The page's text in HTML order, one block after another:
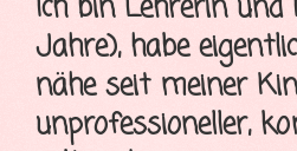
Ich bin Lehrerin
Jahre), habe
nähe seit meiner
unprofessioneller,